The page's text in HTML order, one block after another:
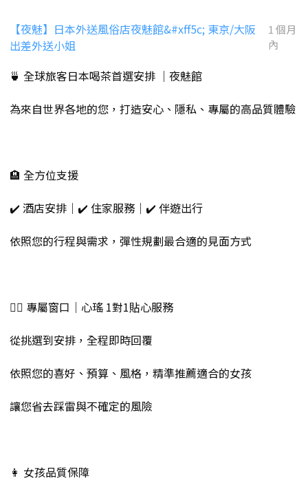
【夜魅】日本外送風俗店夜魅館&#xff5c; 東京/大阪
出差外送小姐
1 個月
內
🍵 全球旅客日本喝茶首選安排 ｜夜魅館
為來自世界各地的您，打造安心、隱私、專屬的高品質體驗
🏨 全方位支援
✔️ 酒店安排｜✔️ 住家服務｜✔️ 伴遊出行
依照您的行程與需求，彈性規劃最合適的見面方式
💁‍♀️ 專屬窗口｜心瑤 1對1貼心服務
從挑選到安排，全程即時回覆
依照您的喜好、預算、風格，精準推薦適合的女孩
讓您省去踩雷與不確定的風險
👩 女孩品質保障